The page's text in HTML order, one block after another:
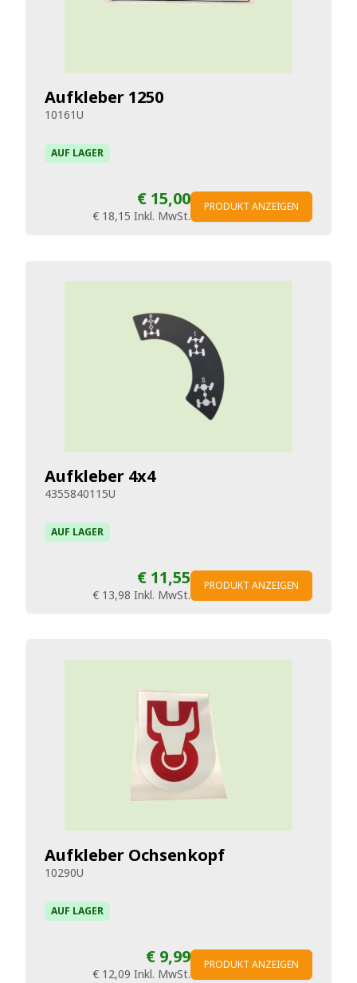
Aufkleber 1250
10161U
AUF LAGER
€ 15,00
€ 18,15 Inkl. MwSt.
PRODUKT ANZEIGEN
Aufkleber 4x4
4355840115U
AUF LAGER
€ 11,55
€ 13,98 Inkl. MwSt.
PRODUKT ANZEIGEN
Aufkleber Ochsenkopf
10290U
AUF LAGER
€ 9,99
€ 12,09 Inkl. MwSt.
PRODUKT ANZEIGEN